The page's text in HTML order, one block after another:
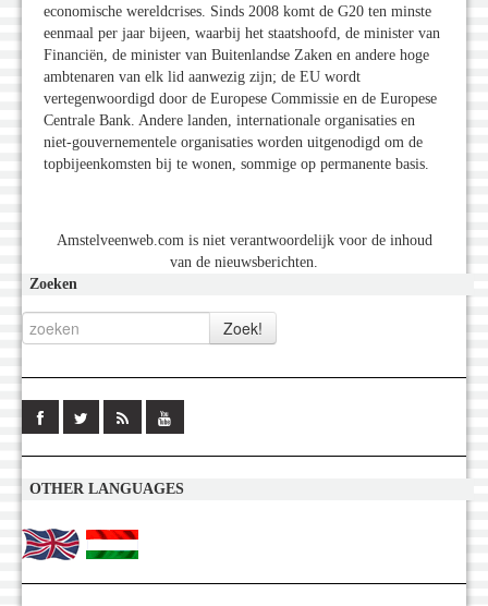
economische wereldcrises. Sinds 2008 komt de G20 ten minste
eenmaal per jaar bijeen, waarbij het staatshoofd, de minister van
Financiën, de minister van Buitenlandse Zaken en andere hoge
ambtenaren van elk lid aanwezig zijn; de EU wordt
vertegenwoordigd door de Europese Commissie en de Europese
Centrale Bank. Andere landen, internationale organisaties en
niet-gouvernementele organisaties worden uitgenodigd om de
topbijeenkomsten bij te wonen, sommige op permanente basis.
Amstelveenweb.com is niet verantwoordelijk voor de inhoud
van de nieuwsberichten.
Zoeken
OTHER LANGUAGES